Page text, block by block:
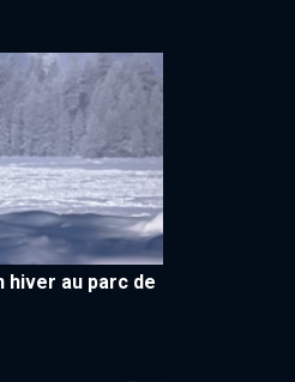
hiver au parc de